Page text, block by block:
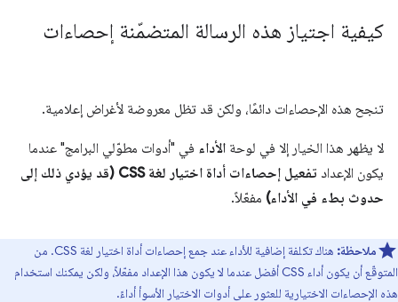
كيفية اجتياز هذه الرسالة المتضمّنة إحصاءات
تنجح هذه الإحصاءات دائمًا، ولكن قد تظل معروضة لأغراض إعلامية.
لا يظهر هذا الخيار إلا في لوحة الأداء في "أدوات مطوّلي البرامج" عندما
يكون الإعداد
تفعيل إحصاءات أداة اختيار لغة CSS (قد يؤدي ذلك إلى
حدوث بطء في الأداء) مفعّلاً.
ملاحظة:
هناك تكلفة إضافية للأداء عند جمع إحصاءات أداة اختيار لغة CSS. من
المتوقّع أن يكون أداء CSS أفضل عندما لا يكون هذا الإعداد مفعّلاً، ولكن يمكنك استخدام
هذه الإحصاءات الاختيارية للعثور على أدوات الاختيار الأسوأ أداءً.